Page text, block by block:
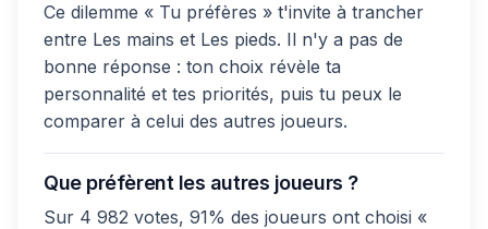
Ce dilemme « Tu préfères » t'invite à trancher
entre Les mains et Les pieds. Il n'y a pas de
bonne réponse : ton choix révèle ta
personnalité et tes priorités, puis tu peux le
comparer à celui des autres joueurs.
Que préfèrent les autres joueurs ?
Sur 4 982 votes, 91% des joueurs ont choisi «